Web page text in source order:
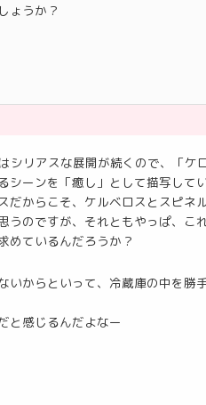
ょうか？
シリアスな展開が続くので、「ケ
シーンを「癒し」として描写して
だからこそ、ケルベロスとスピネ
うのですが、それともやっぱ、こ
めているんだろうか？
いからといって、冷蔵庫の中を勝
と感じるんだよなー